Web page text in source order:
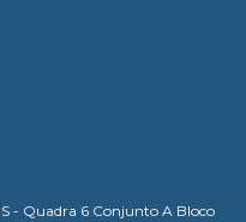
- Quadra 6 Conjunto A Bloco